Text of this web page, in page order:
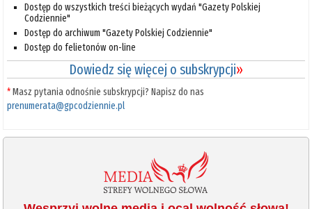
Dostęp do wszystkich treści bieżących wydań "Gazety Polskiej
Codziennie"
Dostęp do archiwum "Gazety Polskiej Codziennie"
Dostęp do felietonów on-line
Dowiedz się więcej o subskrypcji»
*Masz pytania odnośnie subskrypcji? Napisz do nas
prenumerata@gpcodziennie.pl